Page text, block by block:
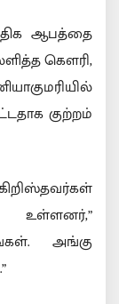
ஆபத்தை
கௌரி,
குற்றம்
உள்ளனர்,”
அங்கு